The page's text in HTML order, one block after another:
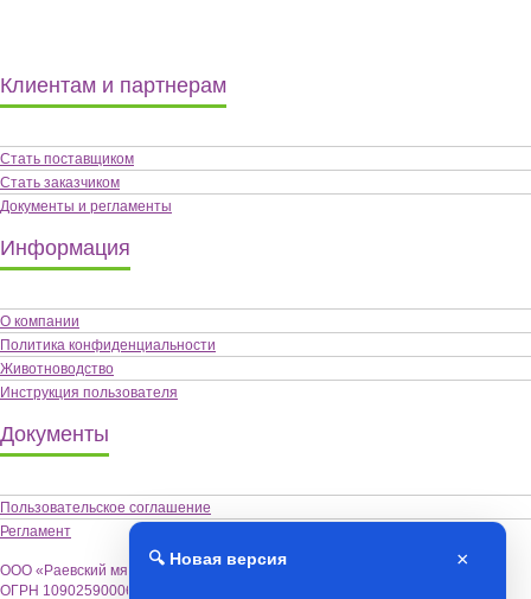
Клиентам и партнерам
Стать поставщиком
Стать заказчиком
Документы и регламенты
Информация
О компании
Политика конфиденциальности
Животноводство
Инструкция пользователя
Документы
Пользовательское соглашение
Регламент
ООО «Раевский мясокомбинат «Альшей-мясо»,
ОГРН 1090259000622
🔍 Новая версия ×